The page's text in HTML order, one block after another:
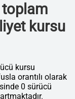
toplam
kursu
kursu
orantılı olarak
0 sürücü